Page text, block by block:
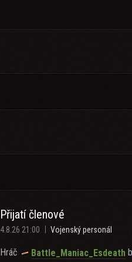
Přijatí členové
4.8.26 21:00 Vojenský personál
Hráč Battle_Maniac_Esdeath